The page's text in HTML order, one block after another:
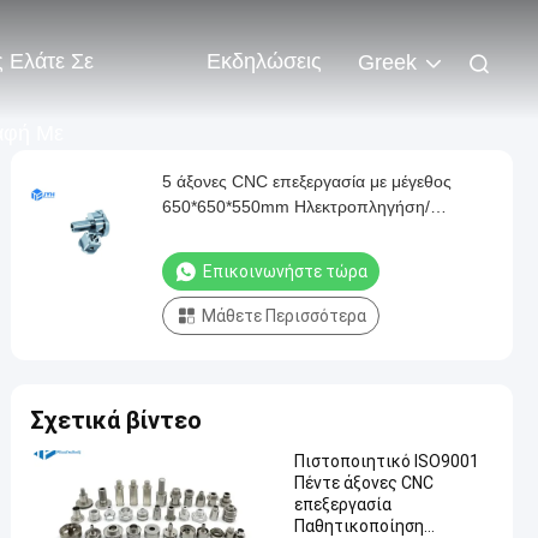
Ελάτε Σε Εκδηλώσεις Greek
5 άξονες CNC επεξεργασία με μέγεθος
650*650*550mm Ηλεκτροπληγήση/
Επικοινωνήστε τώρα
Μάθετε Περισσότερα
Σχετικά βίντεο
Πιστοποιητικό ISO9001
Πέντε άξονες CNC
επεξεργασία
Παθητικοποίηση